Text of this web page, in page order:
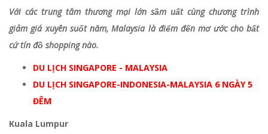
Với các trung tâm thương mại lớn sầm uất cùng chương trình
giảm giá xuyên suốt năm, Malaysia là điểm đến mơ ước cho bất
cứ tín đồ shopping nào.
DU LỊCH SINGAPORE - MALAYSIA
DU LỊCH SINGAPORE-INDONESIA-MALAYSIA 6 NGÀY 5
ĐÊM
Kuala Lumpur